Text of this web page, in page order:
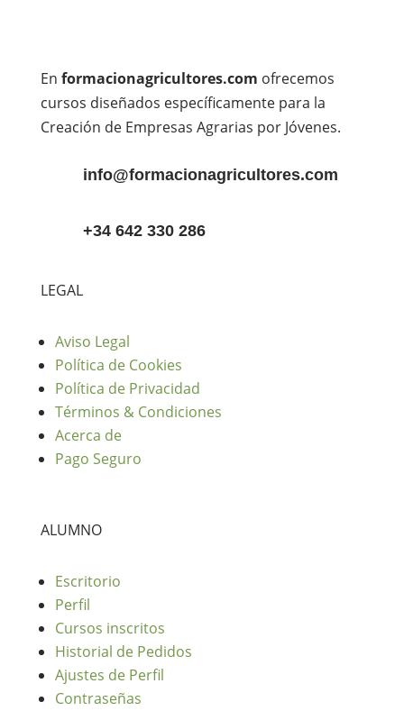
En formacionagricultores.com ofrecemos
cursos diseñados específicamente para la
Creación de Empresas Agrarias por Jóvenes.
info@formacionagricultores.com
+34 642 330 286
LEGAL
Aviso Legal
Política de Cookies
Política de Privacidad
Términos & Condiciones
Acerca de
Pago Seguro
ALUMNO
Escritorio
Perfil
Cursos inscritos
Historial de Pedidos
Ajustes de Perfil
Contraseñas